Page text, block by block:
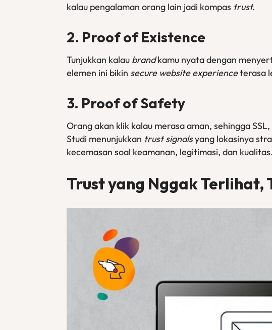
kalau pengalaman orang lain jadi kompas trust.
2. Proof of Existence
Tunjukkan kalau brandkamu nyata dengan
elemen ini bikin secure website experienceterasa
3. Proof of Safety
Orang akan klik kalau merasa aman, sehingga SSL,
Studi menunjukkan trust signalsyang lokasinya
kecemasan soal keamanan, legitimasi, dan kualitas.
Trustyang Nggak Terlihat,